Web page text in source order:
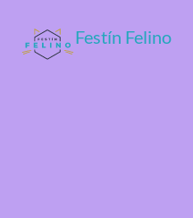
Festín Felino